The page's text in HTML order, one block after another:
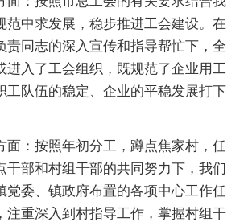
范中求发展，稳步推进工会建设。在
责同志的深入宣传和指导帮忙下，全
进入了工会组织，既规范了企业用工
工队伍的稳定、企业的平稳发展打下
：按照年初分工，蹲点焦家村，任
干部和村组干部的共同努力下，我们
党委、镇政府布置的各项中心工作任
注重深入到村指导工作，掌握村组干